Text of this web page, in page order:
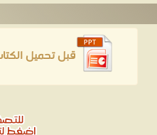
قبل تحميل